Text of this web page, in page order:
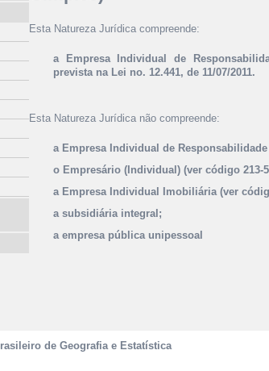
Esta Natureza Jurídica compreende:
a Empresa Individual de
prevista na Lei no. 12.441, de 11/07/2011.
Esta Natureza Jurídica não compreende:
a Empresa Individual de
o Empresário (Individual) (ver código 213-
a Empresa Individual Imobiliária (ver
a subsidiária integral;
a empresa pública unipessoal
de Geografia e Estatística